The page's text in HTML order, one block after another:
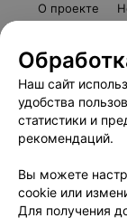
О проекте
Наш сайт
удобства
статистики и
рекомендаций.
Вы можете
cookie или
Для получения